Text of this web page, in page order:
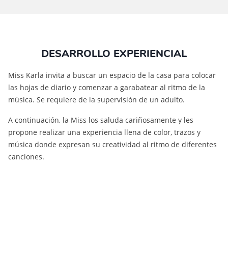
DESARROLLO EXPERIENCIAL
Miss Karla invita a buscar un espacio de la casa para colocar
las hojas de diario y comenzar a garabatear al ritmo de la
música. Se requiere de la supervisión de un adulto.
A continuación, la Miss los saluda cariñosamente y les
propone realizar una experiencia llena de color, trazos y
música donde expresan su creatividad al ritmo de diferentes
canciones.